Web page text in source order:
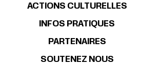
ACTIONS CULTURELLES
INFOS PRATIQUES
PARTENAIRES
SOUTENEZ NOUS